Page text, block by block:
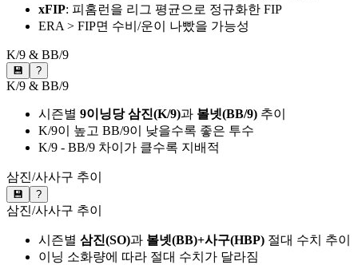
xFIP: 피홈런을 리그 평균으로 정규화한 FIP
ERA > FIP면 수비/운이 나빴을 가능성
K/9 & BB/9
💾 ?
K/9 & BB/9
시즌별 9이닝당 삼진(K/9)과 볼넷(BB/9) 추이
K/9이 높고 BB/9이 낮을수록 좋은 투수
K/9 - BB/9 차이가 클수록 지배적
삼진/사사구 추이
💾 ?
삼진/사사구 추이
시즌별 삼진(SO)과 볼넷(BB)+사구(HBP) 절대 수치 추이
이닝 소화량에 따라 절대 수치가 달라짐